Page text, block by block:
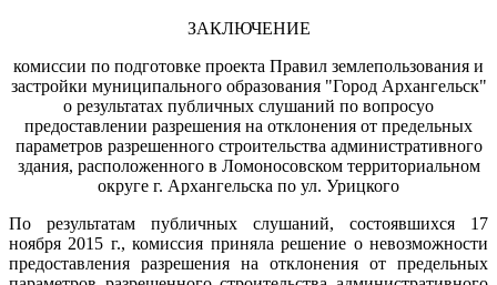
ЗАКЛЮЧЕНИЕ
комиссии по подготовке проекта Правил землепользования и
застройки муниципального образования "Город Архангельск"
о результатах публичных слушаний по вопросуо
предоставлении разрешения на отклонения от предельных
параметров разрешенного строительства административного
здания, расположенного в Ломоносовском территориальном
округе г. Архангельска по ул. Урицкого
По результатам публичных слушаний, состоявшихся 17
ноября 2015 г., комиссия приняла решение о невозможности
предоставления разрешения на отклонения от предельных